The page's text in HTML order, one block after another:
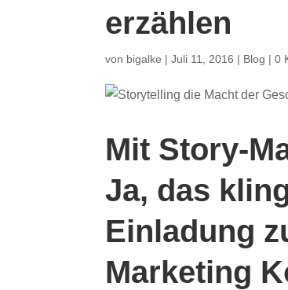
erzählen
von bigalke |Juli 11, 2016 | Blog |0
Mit Story-
Ja, das
Einladung
Marketing